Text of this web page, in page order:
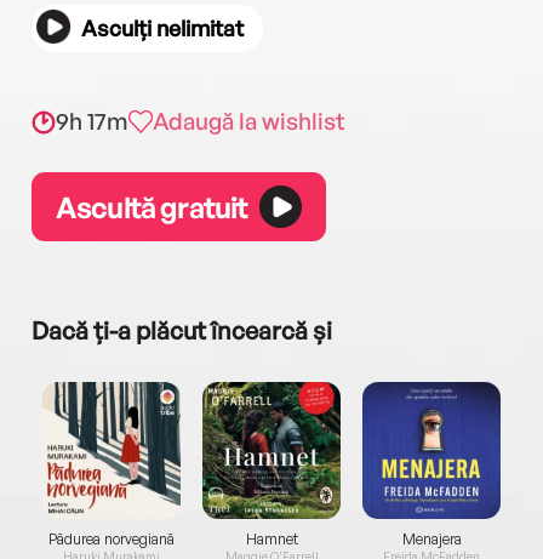
Asculți nelimitat
9h 17m Adaugă la wishlist
Ascultă gratuit
Dacă ți-a plăcut încearcă și
Pădurea norvegiană Hamnet Menajera